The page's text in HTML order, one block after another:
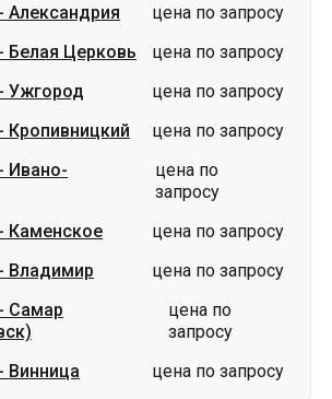
- Александрия
цена по запросу
- Белая Церковь
цена по запросу
- Ужгород
цена по запросу
- Кропивницкий
цена по запросу
- Ивано-
цена по
запросу
- Каменское
цена по запросу
- Владимир
цена по запросу
- Самар
цена по
запросу
- Винница цена по запросу